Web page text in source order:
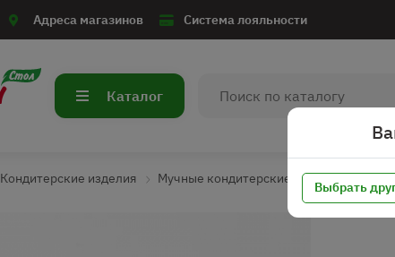
Адреса магазинов Система лояльности
Каталог
Кондитерские изделия Мучные кондитерские изделия
Выбрать